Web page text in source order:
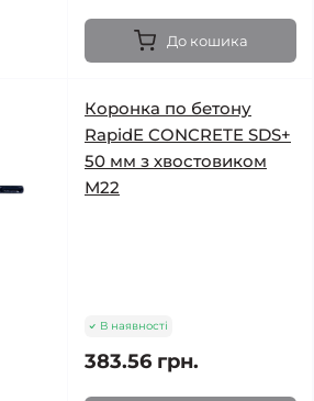
До кошика
Коронка по бетону
RapidE CONCRETE SDS+
50 мм з хвостовиком
М22
В наявності
383.56 грн.